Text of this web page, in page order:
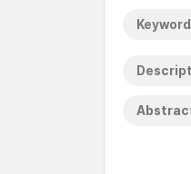
Keyword